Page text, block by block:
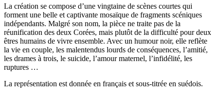
La création se compose d’une vingtaine de scènes courtes qui
forment une belle et captivante mosaïque de fragments scéniques
indépendants. Malgré son nom, la pièce ne traite pas de la
réunification des deux Corées, mais plutôt de la difficulté pour deux
êtres humains de vivre ensemble. Avec un humour noir, elle reflète
la vie en couple, les malentendus lourds de conséquences, l’amitié,
les drames à trois, le suicide, l’amour maternel, l’infidélité, les
ruptures …
La représentation est donnée en français et sous-titrée en suédois.